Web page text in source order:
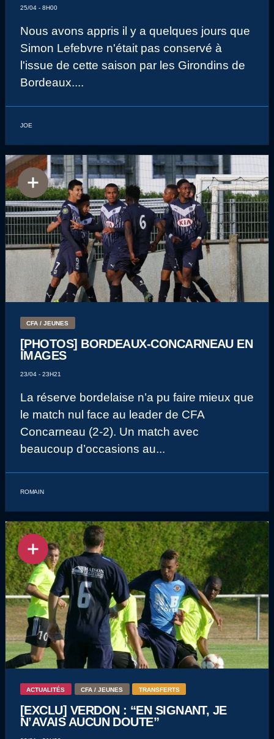
25/04 - 8H00
Nous avons appris il y a quelques jours que
Simon Lefebvre n'était pas conservé à
l'issue de cette saison par les Girondins de
Bordeaux....
JOE
CFA / JEUNES
[PHOTOS] BORDEAUX-CONCARNEAU EN
IMAGES
23/04 - 23H21
La réserve bordelaise n’a pu faire mieux que
le match nul face au leader de CFA
Concarneau (2-2). Un match avec
beaucoup d’occasions au...
ROMAIN
ACTUALITÉS CFA / JEUNES TRANSFERTS
[EXCLU] VERDON : “EN SIGNANT, JE
N’AVAIS AUCUN DOUTE”